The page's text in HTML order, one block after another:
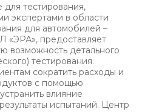
тестирования,
экспертами в области
для автомобилей –
«ЭРА», предоставляет
возможность детального
тестирования.
сократить расходы и
с помощью
влияние
испытаний. Центр